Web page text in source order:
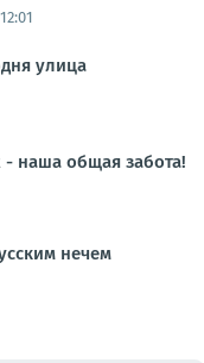
улица
- наша общая забота!
нечем